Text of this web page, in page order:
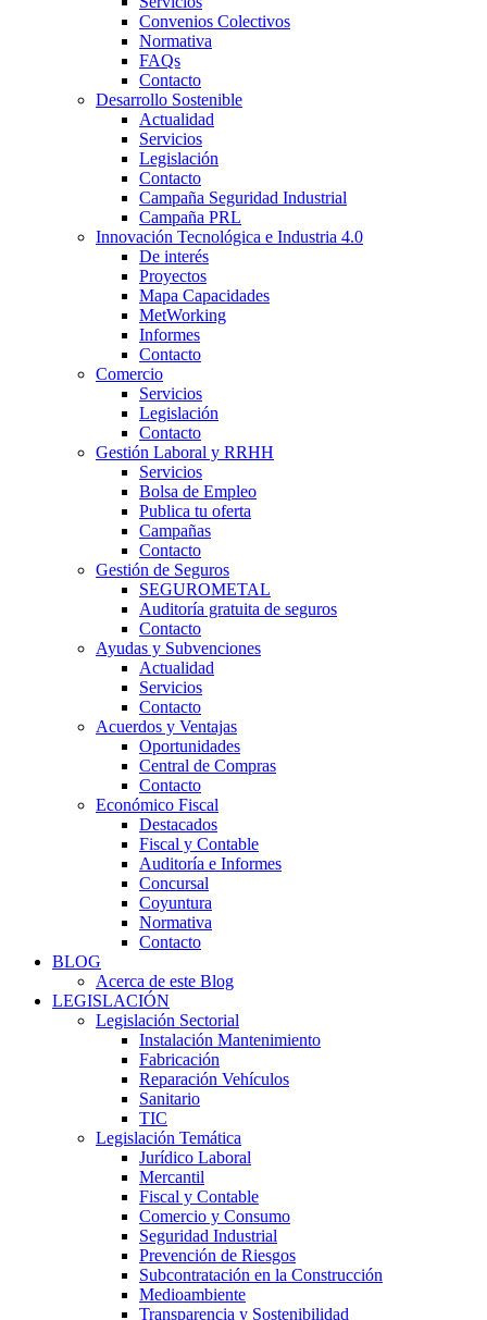
Convenios Colectivos
Normativa
FAQs
Contacto
Desarrollo Sostenible
Actualidad
Servicios
Legislación
Contacto
Campaña Seguridad Industrial
Campaña PRL
Innovación Tecnológica e Industria 4.0
De interés
Proyectos
Mapa Capacidades
MetWorking
Informes
Contacto
Comercio
Servicios
Legislación
Contacto
Gestión Laboral y RRHH
Servicios
Bolsa de Empleo
Publica tu oferta
Campañas
Contacto
Gestión de Seguros
SEGUROMETAL
Auditoría gratuita de seguros
Contacto
Ayudas y Subvenciones
Actualidad
Servicios
Contacto
Acuerdos y Ventajas
Oportunidades
Central de Compras
Contacto
Económico Fiscal
Destacados
Fiscal y Contable
Auditoría e Informes
Concursal
Coyuntura
Normativa
Contacto
BLOG
Acerca de este Blog
LEGISLACIÓN
Legislación Sectorial
Instalación Mantenimiento
Fabricación
Reparación Vehículos
Sanitario
TIC
Legislación Temática
Jurídico Laboral
Mercantil
Fiscal y Contable
Comercio y Consumo
Seguridad Industrial
Prevención de Riesgos
Subcontratación en la Construcción
Medioambiente
Transparencia y Sostenibilidad